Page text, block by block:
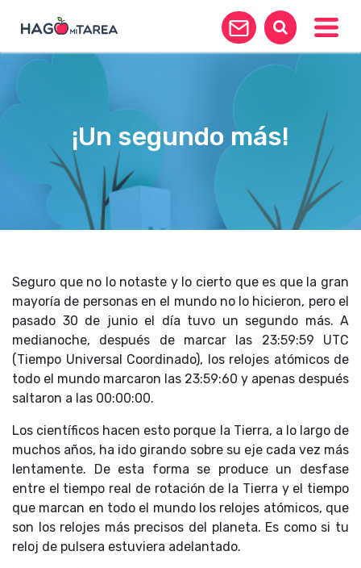
¡Un segundo más!
Seguro que no lo notaste y lo cierto que es que la gran
mayoría de personas en el mundo no lo hicieron, pero el
pasado 30 de junio el día tuvo un segundo más. A
medianoche, después de marcar las 23:59:59 UTC
(Tiempo Universal Coordinado), los relojes atómicos de
todo el mundo marcaron las 23:59:60 y apenas después
saltaron a las 00:00:00.
Los científicos hacen esto porque la Tierra, a lo largo de
muchos años, ha ido girando sobre su eje cada vez más
lentamente. De esta forma se produce un desfase
entre el tiempo real de rotación de la Tierra y el tiempo
que marcan en todo el mundo los relojes atómicos, que
son los relojes más precisos del planeta. Es como si tu
reloj de pulsera estuviera adelantado.